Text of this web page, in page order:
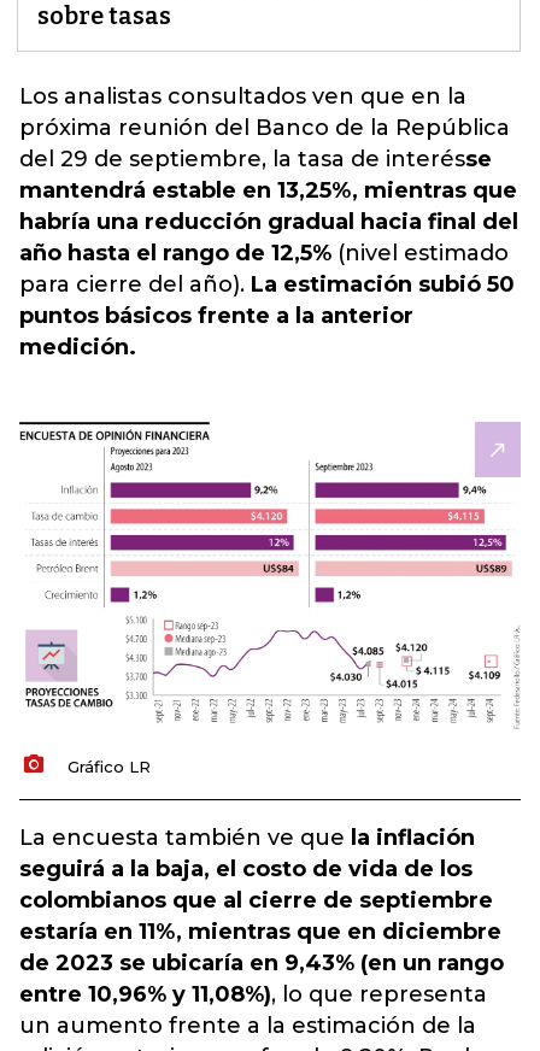
sobre tasas
Los analistas consultados ven que en la
próxima reunión del Banco de la República
del 29 de septiembre, la tasa de interésse
mantendrá estable en 13,25%, mientras que
habría una reducción gradual hacia final del
año hasta el rango de 12,5% (nivel estimado
para cierre del año). La estimación subió 50
puntos básicos frente a la anterior
medición.
Gráfico LR
La encuesta también ve que la inflación
seguirá a la baja, el costo de vida de los
colombianos que al cierre de septiembre
estaría en 11%, mientras que en diciembre
de 2023 se ubicaría en 9,43% (en un rango
entre 10,96% y 11,08%), lo que representa
un aumento frente a la estimación de la